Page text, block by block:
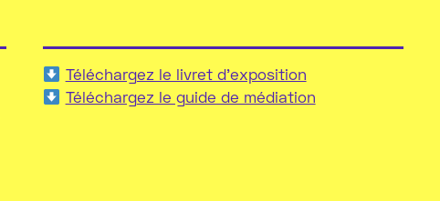
Téléchargez le livret d'exposition
Téléchargez le guide de médiation